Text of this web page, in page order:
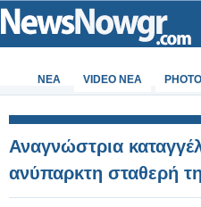
ΝΕΑ VIDEO NEA
Αναγνώστρια
ανύπαρκτη σταθερή